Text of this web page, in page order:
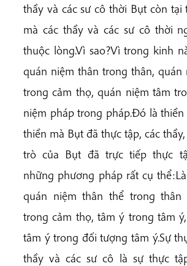
thầy và các sư cô thời Bụt còn tại
mà các thầy và các sư cô thời
thuộc lòng.Vì sao?Vì trong kinh
quán niệm thân trong thân, quán
trong cảm thọ, quán niệm tâm
niệm pháp trong pháp.Đó là
thiền mà Bụt đã thực tập, các
trò của Bụt đã trực tiếp thực
những phương pháp rất cụ
quán niệm thân thể trong thân
trong cảm thọ, tâm ý trong tâm
tâm ý trong đối tượng tâm ý.Sự
thầy và các sư cô là sự thực